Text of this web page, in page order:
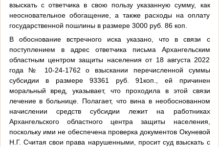
взыскать с ответчика в свою пользу указанную сумму, как
неосновательное обогащение, а также расходы на оплату
государственной пошлины в размере 3000 руб. 86 коп.
В обоснование встречного иска указано, что в связи с
поступлением в адрес ответчика письма Архангельским
областным центром защиты населения от 18 августа 2022
года № 10-24-1762 о взыскании перечисленной суммы
субсидии в размере 93361 руб. 91коп., ей причинен
моральный вред, указывает, что проходила в этой связи
лечение в больнице. Полагает, что вина в необоснованном
начислении средств субсидии лежит на работниках
Архангельского областного центра защиты населения,
поскольку ими не обеспечена проверка документов Окуневой
Н.Г. Считая свои права нарушенными, просит суд взыскать с